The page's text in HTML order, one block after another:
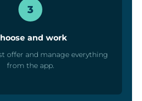
3
and work
offer and manage everything
from the app.